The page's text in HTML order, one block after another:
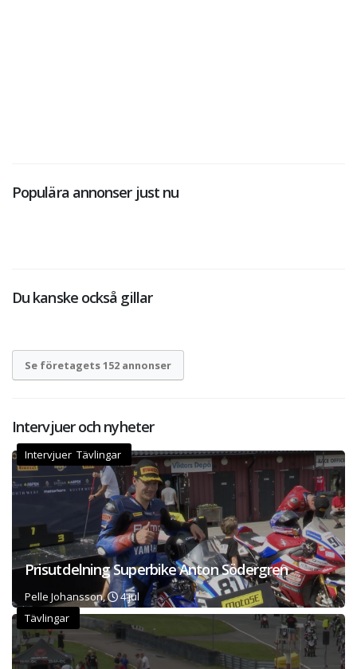
Populära annonser just nu
Du kanske också gillar
Se företagets 152 annonser
Intervjuer och nyheter
Intervjuer Tävlingar
Prisutdelning Superbike Anton Södergren
Pelle Johansson,
4 jul
Tävlingar